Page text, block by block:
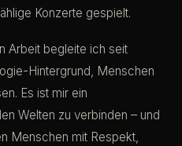
Konzerte gespielt.
Arbeit begleite ich seit
Hintergrund, Menschen
Es ist mir ein
Welten zu verbinden – und
Menschen mit Respekt,